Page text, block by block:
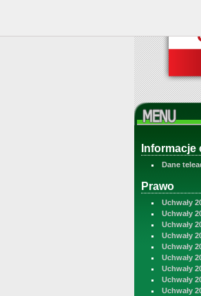
Informacje
Dane
Prawo
Uchwały
Uchwały
Uchwały
Uchwały
Uchwały
Uchwały
Uchwały
Uchwały
Uchwały